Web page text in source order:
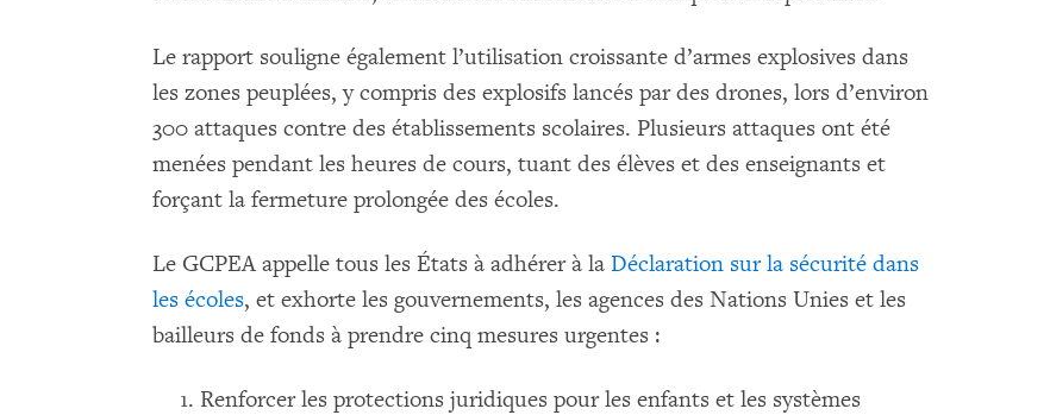
Le rapport souligne également l’utilisation croissante d’armes explosives dans
les zones peuplées, y compris des explosifs lancés par des drones, lors d’environ
300 attaques contre des établissements scolaires. Plusieurs attaques ont été
menées pendant les heures de cours, tuant des élèves et des enseignants et
forçant la fermeture prolongée des écoles.
Le GCPEA appelle tous les États à adhérer à la Déclaration sur la sécurité dans
les écoles, et exhorte les gouvernements, les agences des Nations Unies et les
bailleurs de fonds à prendre cinq mesures urgentes :
Renforcer les protections juridiques pour les enfants et les systèmes